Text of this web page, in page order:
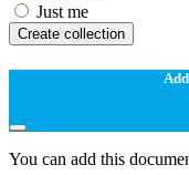
Just me
Create collection
You can add this